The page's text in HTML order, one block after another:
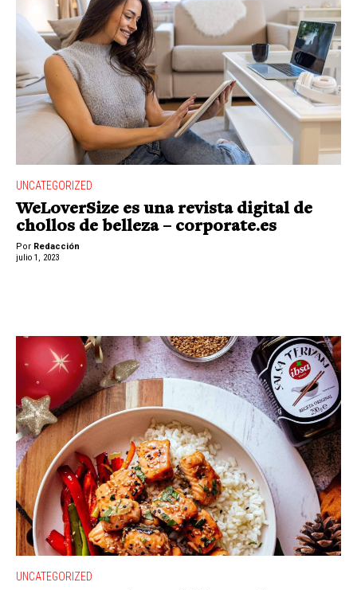
UNCATEGORIZED
WeLoverSize es una revista digital de
chollos de belleza – corporate.es
Por Redacción
julio 1, 2023
UNCATEGORIZED